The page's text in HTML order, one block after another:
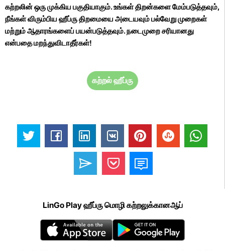
கற்றலின் ஒரு முக்கிய பகுதியாகும். உங்கள் திறன்களை மேம்படுத்தவும்,
நீங்கள் விரும்பிய ஹீப்ரு திறமையை அடையவும் பல்வேறு முறைகள்
மற்றும் ஆதாரங்களைப் பயன்படுத்தவும். நடைமுறை சரியானது
என்பதை மறந்துவிடாதீர்கள்!
கற்றல் ஹீப்ரு
LinGo Play ஹீப்ரு மொழி கற்றலுக்கானஆப்